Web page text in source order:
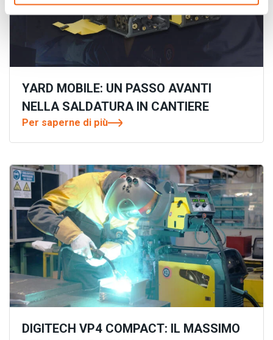
YARD MOBILE: UN PASSO AVANTI
NELLA SALDATURA IN CANTIERE
Per saperne di più
DIGITECH VP4 COMPACT: IL MASSIMO